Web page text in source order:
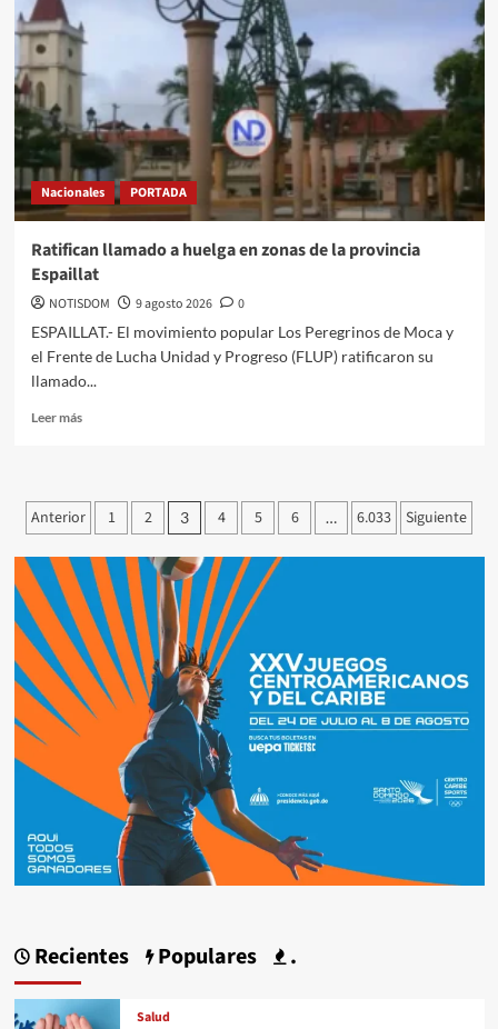
Nacionales PORTADA
Ratifican llamado a huelga en zonas de la provincia
Espaillat
NOTISDOM 9 agosto 2026
0
ESPAILLAT.- El movimiento popular Los Peregrinos de Moca y
el Frente de Lucha Unidad y Progreso (FLUP) ratificaron su
llamado...
Leer más
Anterior 1 2 3 4 5 6 … 6.033 Siguiente
Recientes Populares .
Salud